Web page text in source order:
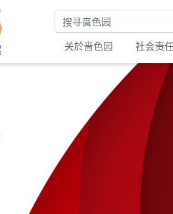
搜寻关键字
关於啬色园
社会责